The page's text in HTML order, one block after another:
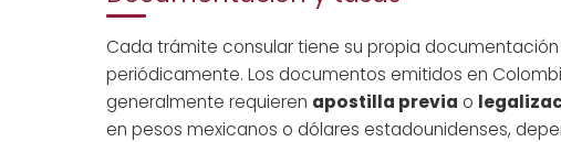
Cada trámite consular tiene su propia
periódicamente. Los documentos emitidos en
generalmente requieren apostilla previa o
en pesos mexicanos o dólares estadounidenses,